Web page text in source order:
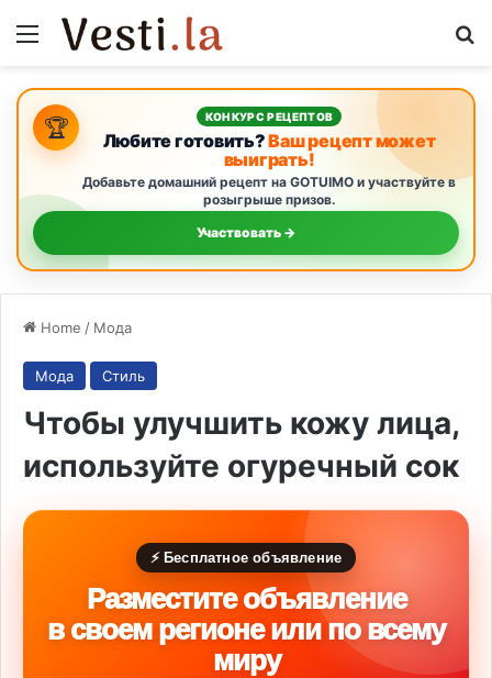
Menu
🏆 КОНКУРС РЕЦЕПТОВ
Любите готовить?Ваш рецепт может
выиграть!
Добавьте домашний рецепт на GOTUIMO и участвуйте в
розыгрыше призов.
Участвовать →
Home / Мода
Мода Стиль
Чтобы улучшить кожу лица,
используйте огуречный сок
⚡ Бесплатное объявление
Разместите объявление
в своем регионе или по всему
миру